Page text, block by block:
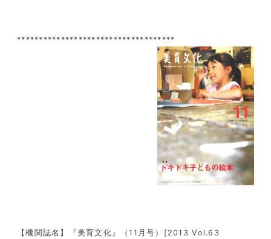
************************************
【機関誌名】『美育文化』（11月号）[2013 Vol.63